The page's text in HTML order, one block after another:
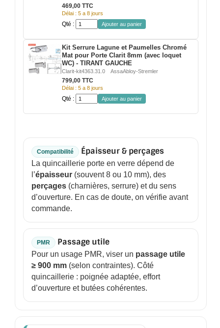
VITRINE EN VERRE
PLATS ET CORNIÈRES
LES CHARNIÈRES DE PORTE EN VERRE
BOUTONS ET POIGNÉES
JOINTS D'ÉTANCHÉITÉS
FIXATION GARDES CORPS
SYSTÈMES PIVOTANTS
SYSTÈMES COULISSANTS
LE CATALOGUE ACCESSOIRES
(STROMBINOSCOPE)
ACCESSOIRES EN PROMOTIONS
EXEMPLES, RÉALISATIONS, INSPIRATIONS
NUANCIER RAL
COMMENT COUPER DU VERRE ?
469,00 TTC
Délai : 5 a 8 jours
Qté : Ajouter au panier
Kit Serrure Lagune et Paumelles Chromé
Mat pour Porte Clarit 8mm (avec loquet
WC) - TIRANT GAUCHE
Clarit-kit4363.31.0 AssaAbloy-Stremler
799,00 TTC
Délai : 5 a 8 jours
Qté : Ajouter au panier
Compatibilité Épaisseur & perçages
La quincaillerie porte en verre dépend de
l’épaisseur (souvent 8 ou 10 mm), des
perçages (charnières, serrure) et du sens
d’ouverture. En cas de doute, on vérifie avant
commande.
PMR Passage utile
Pour un usage PMR, viser un passage utile
≥ 900 mm (selon contraintes). Côté
quincaillerie : poignée adaptée, effort
d’ouverture et butées cohérentes.